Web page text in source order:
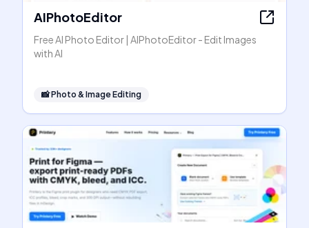
AIPhotoEditor
Free AI Photo Editor | AIPhotoEditor - Edit Images
with AI
📸Photo & Image Editing